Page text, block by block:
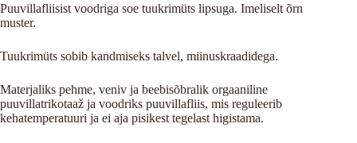
Puuvillafliisist voodriga soe tuukrimüts lipsuga. Imeliselt õrn
muster.
Tuukrimüts sobib kandmiseks talvel, miinuskraadidega.
Materjaliks pehme, veniv ja beebisõbralik orgaaniline
puuvillatrikotaaž ja voodriks puuvillafliis, mis reguleerib
kehatemperatuuri ja ei aja pisikest tegelast higistama.